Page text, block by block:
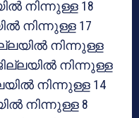
നിന്നുള്ള 18
നിന്നുള്ള 17
നിന്നുള്ള
നിന്നുള്ള
നിന്നുള്ള 14
നിന്നുള്ള 8